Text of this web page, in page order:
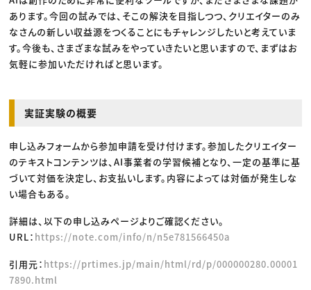
あります。今回の試みでは、そこの解決を目指しつつ、クリエイターのみ
なさんの新しい収益源をつくることにもチャレンジしたいと考えていま
す。今後も、さまざまな試みをやっていきたいと思いますので、まずはお
気軽に参加いただければと思います。
実証実験の概要
申し込みフォームから参加申請を受け付けます。参加したクリエイター
のテキストコンテンツは、AI事業者の学習候補となり、一定の基準に基
づいて対価を決定し、お支払いします。内容によっては対価が発生しな
い場合もある。
詳細は、以下の申し込みページよりご確認ください。
URL： https://note.com/info/n/n5e781566450a
引用元： https://prtimes.jp/main/html/rd/p/000000280.00001
7890.html